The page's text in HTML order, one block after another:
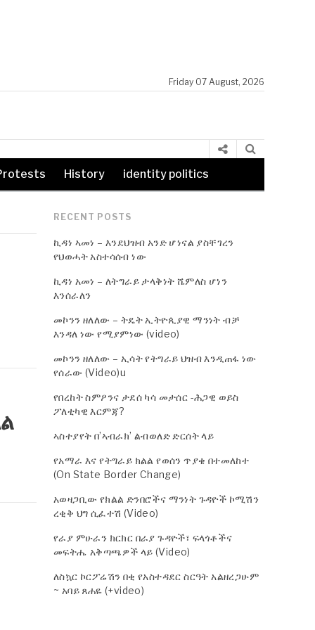
Friday 07 August, 2026
History identity politics
RECENT POSTS
ኪዳነ ኣመነ – እንደህዝብ አንድ ሆነናል ያስቸገረን
የህወሓት አስተሳሰብ ነው
ኪዳነ አመነ – ለትግራይ ታላቅነት ሼምለስ ሆነን
እንሰራለን
መኮንን ዘለለው – ትዴት ኢትዮጲያዊ ማንነት ብቻ
እንዳለ ነው የሚያምነው (video)
መኮንን ዘለለው – ኢሳት የትግራይ ህዝብ እንዲጠፋ ነው
የሰራው (Video)u
የበረከት ስምዖንና ታደሰ ካሳ መታሰር -ሕጋዊ ወይስ
ፖለቲካዊ እርምጃ?
ኣስተያየት በ’ኣብራክ’ ልብወለድ ድርሰት ላይ
የአማራ እና የትግራይ ክልል የወሰን ጥያቄ በተመለከተ
(On State Border Change)
አወዛጋቢው የክልል ድንበሮችና ማንነት ጉዳዮች ኮሚሽን
ረቂቅ ህግ ሲፈተሽ (Video)
የራያ ምሁራን ክርክር በራያ ጉዳዮች፣ ፍላጎቶችና
መፍትሔ አቅጣጫዎች ላይ (Video)
ለስኳር ኮርፖሬሽን በቂ የአስተዳደር ስርዓት አልዘረጋሁም
~ አባይ ጸሐዬ (+video)